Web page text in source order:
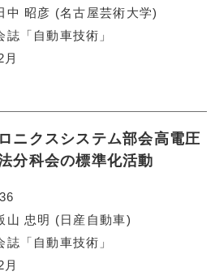
田中 昭彦 (名古屋芸術大学)
誌「自動車技術」
ニクスシステム部会高電圧
分科会の標準化活動
飯山 忠明 (日産自動車)
誌「自動車技術」